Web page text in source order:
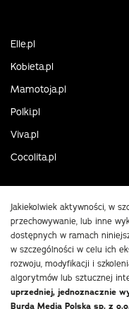
Elle.pl
Kobieta.pl
Mamotoja.pl
Polki.pl
Viva.pl
Cocolita.pl
Jakiekolwiek aktywności, w
przechowywanie, lub inne
dostępnych w ramach
w szczególności w celu ich
rozwoju, modyfikacji i
algorytmów lub sztucznej
uprzedniej, jednoznacznie
Burda Media Polska sp. z